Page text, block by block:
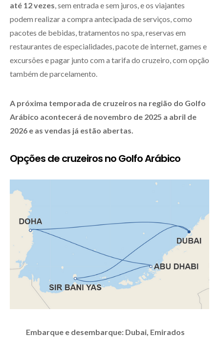
até 12 vezes, sem entrada e sem juros, e os viajantes
podem realizar a compra antecipada de serviços, como
pacotes de bebidas, tratamentos no spa, reservas em
restaurantes de especialidades, pacote de internet, games e
excursões e pagar junto com a tarifa do cruzeiro, com opção
também de parcelamento.
A próxima temporada de cruzeiros na região do Golfo
Arábico acontecerá de novembro de 2025 a abril de
2026 e as vendas já estão abertas.
Opções de cruzeiros no Golfo Arábico
Embarque e desembarque: Dubai, Emirados